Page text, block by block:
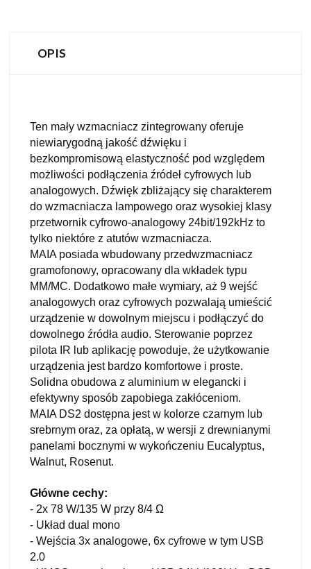
OPIS
Ten mały wzmacniacz zintegrowany oferuje
niewiarygodną jakość dźwięku i
bezkompromisową elastyczność pod względem
możliwości podłączenia źródeł cyfrowych lub
analogowych. Dźwięk zbliżający się charakterem
do wzmacniacza lampowego oraz wysokiej klasy
przetwornik cyfrowo-analogowy 24bit/192kHz to
tylko niektóre z atutów wzmacniacza.
MAIA posiada wbudowany przedwzmacniacz
gramofonowy, opracowany dla wkładek typu
MM/MC. Dodatkowo małe wymiary, aż 9 wejść
analogowych oraz cyfrowych pozwalają umieścić
urządzenie w dowolnym miejscu i podłączyć do
dowolnego źródła audio. Sterowanie poprzez
pilota IR lub aplikację powoduje, że użytkowanie
urządzenia jest bardzo komfortowe i proste.
Solidna obudowa z aluminium w elegancki i
efektywny sposób zapobiega zakłóceniom.
MAIA DS2 dostępna jest w kolorze czarnym lub
srebrnym oraz, za opłatą, w wersji z drewnianymi
panelami bocznymi w wykończeniu Eucalyptus,
Walnut, Rosenut.
Główne cechy:
- 2x 78 W/135 W przy 8/4 Ω
- Układ dual mono
- Wejścia 3x analogowe, 6x cyfrowe w tym USB
2.0